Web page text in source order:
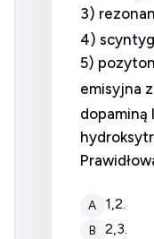
3)
4)
5)
emisyjna z
dopaminą
A 1,2.
B 2,3.